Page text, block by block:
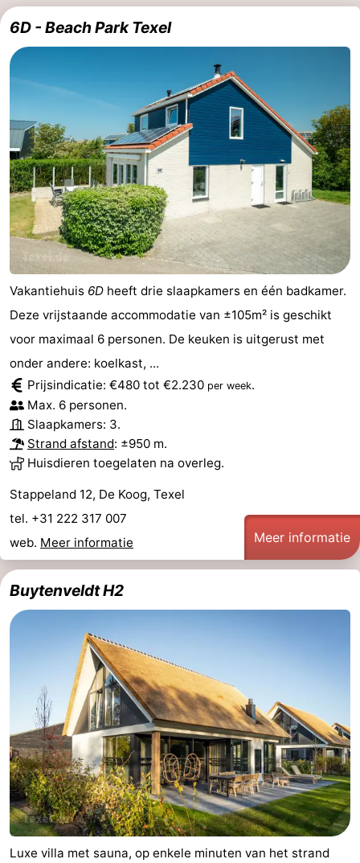
6D - Beach Park Texel
Vakantiehuis 6D heeft drie slaapkamers en één badkamer.
Deze vrijstaande accommodatie van ±105m² is geschikt
voor maximaal 6 personen. De keuken is uitgerust met
onder andere: koelkast, ...
Prijsindicatie: €480 tot €2.230 per week.
Max. 6 personen.
Slaapkamers: 3.
Strand afstand: ±950 m.
Huisdieren toegelaten na overleg.
Stappeland 12, De Koog, Texel
tel. +31 222 317 007
web. Meer informatie Meer informatie
Buytenveldt H2
Luxe villa met sauna, op enkele minuten van het strand